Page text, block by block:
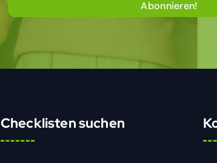
Checklisten suchen